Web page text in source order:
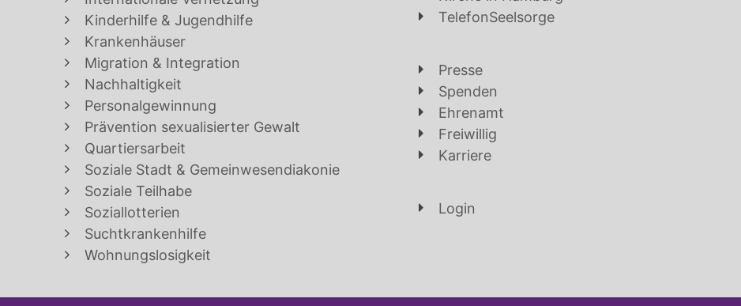
Kinderhilfe & Jugendhilfe
Krankenhäuser
Migration & Integration
Nachhaltigkeit
Personalgewinnung
Prävention sexualisierter Gewalt
Quartiersarbeit
Soziale Stadt & Gemeinwesendiakonie
Soziale Teilhabe
Soziallotterien
Suchtkrankenhilfe
Wohnungslosigkeit
TelefonSeelsorge
Presse
Spenden
Ehrenamt
Freiwillig
Karriere
Login